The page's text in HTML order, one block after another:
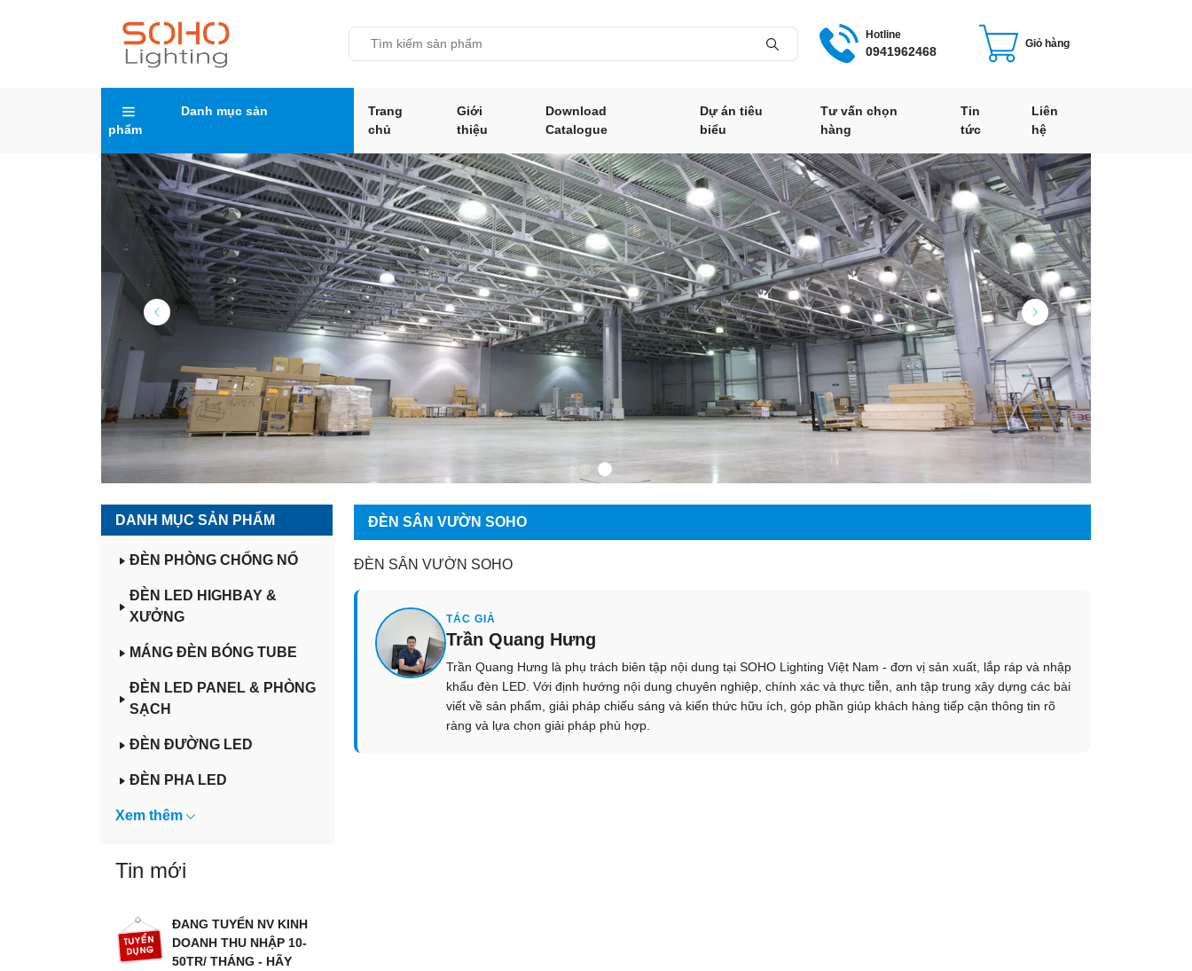
Hotline
0941962468
Giỏ hàng
Danh mục sản
phẩm
Trang
chủ
Giới
thiệu
Download
Catalogue
Dự án tiêu
biểu
Tư vấn chọn
hàng
Tin
tức
Liên
hệ
DANH MỤC SẢN PHẨM
ĐÈN PHÒNG CHỐNG NỔ
ĐÈN LED HIGHBAY &
XƯỞNG
MÁNG ĐÈN BÓNG TUBE
ĐÈN LED PANEL & PHÒNG
SẠCH
ĐÈN ĐƯỜNG LED
ĐÈN PHA LED
Tin mới
ĐANG TUYỂN NV KINH
DOANH THU NHẬP 10-
50TR/ THÁNG - HÃY
ĐÈN SÂN VƯỜN SOHO
ĐÈN SÂN VƯỜN SOHO
TÁC GIẢ
Trần Quang Hưng
Trần Quang Hưng là phụ trách biên tập nội dung tại SOHO Lighting Việt Nam - đơn vị sản xuất, lắp ráp và nhập
khẩu đèn LED. Với định hướng nội dung chuyên nghiệp, chính xác và thực tiễn, anh tập trung xây dựng các bài
viết về sản phẩm, giải pháp chiếu sáng và kiến thức hữu ích, góp phần giúp khách hàng tiếp cận thông tin rõ
ràng và lựa chọn giải pháp phù hợp.